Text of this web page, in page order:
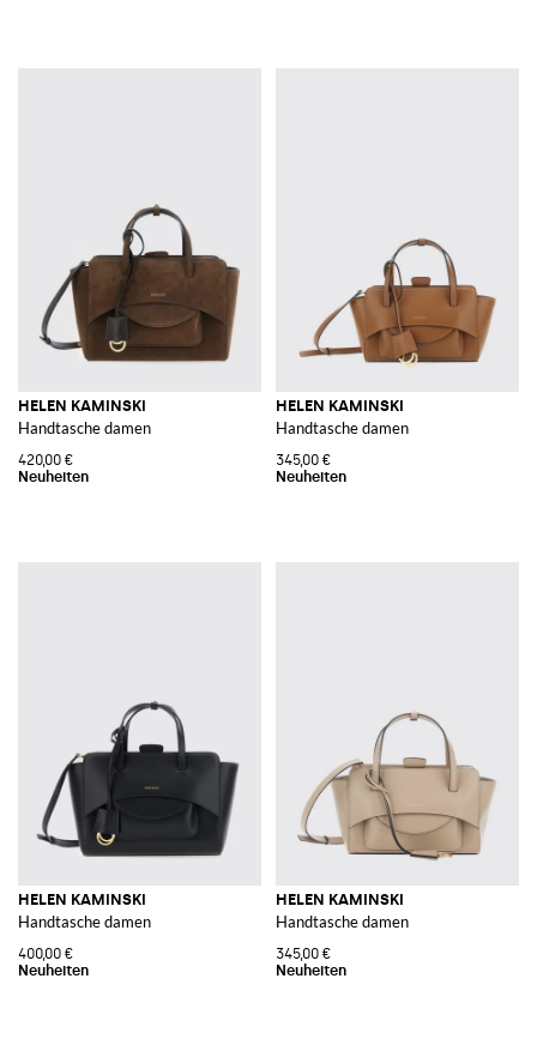
HELEN KAMINSKI
Handtasche damen
420,00 €
HELEN KAMINSKI
Handtasche damen
345,00 €
HELEN KAMINSKI
Handtasche damen
400,00 €
HELEN KAMINSKI
Handtasche damen
345,00 €